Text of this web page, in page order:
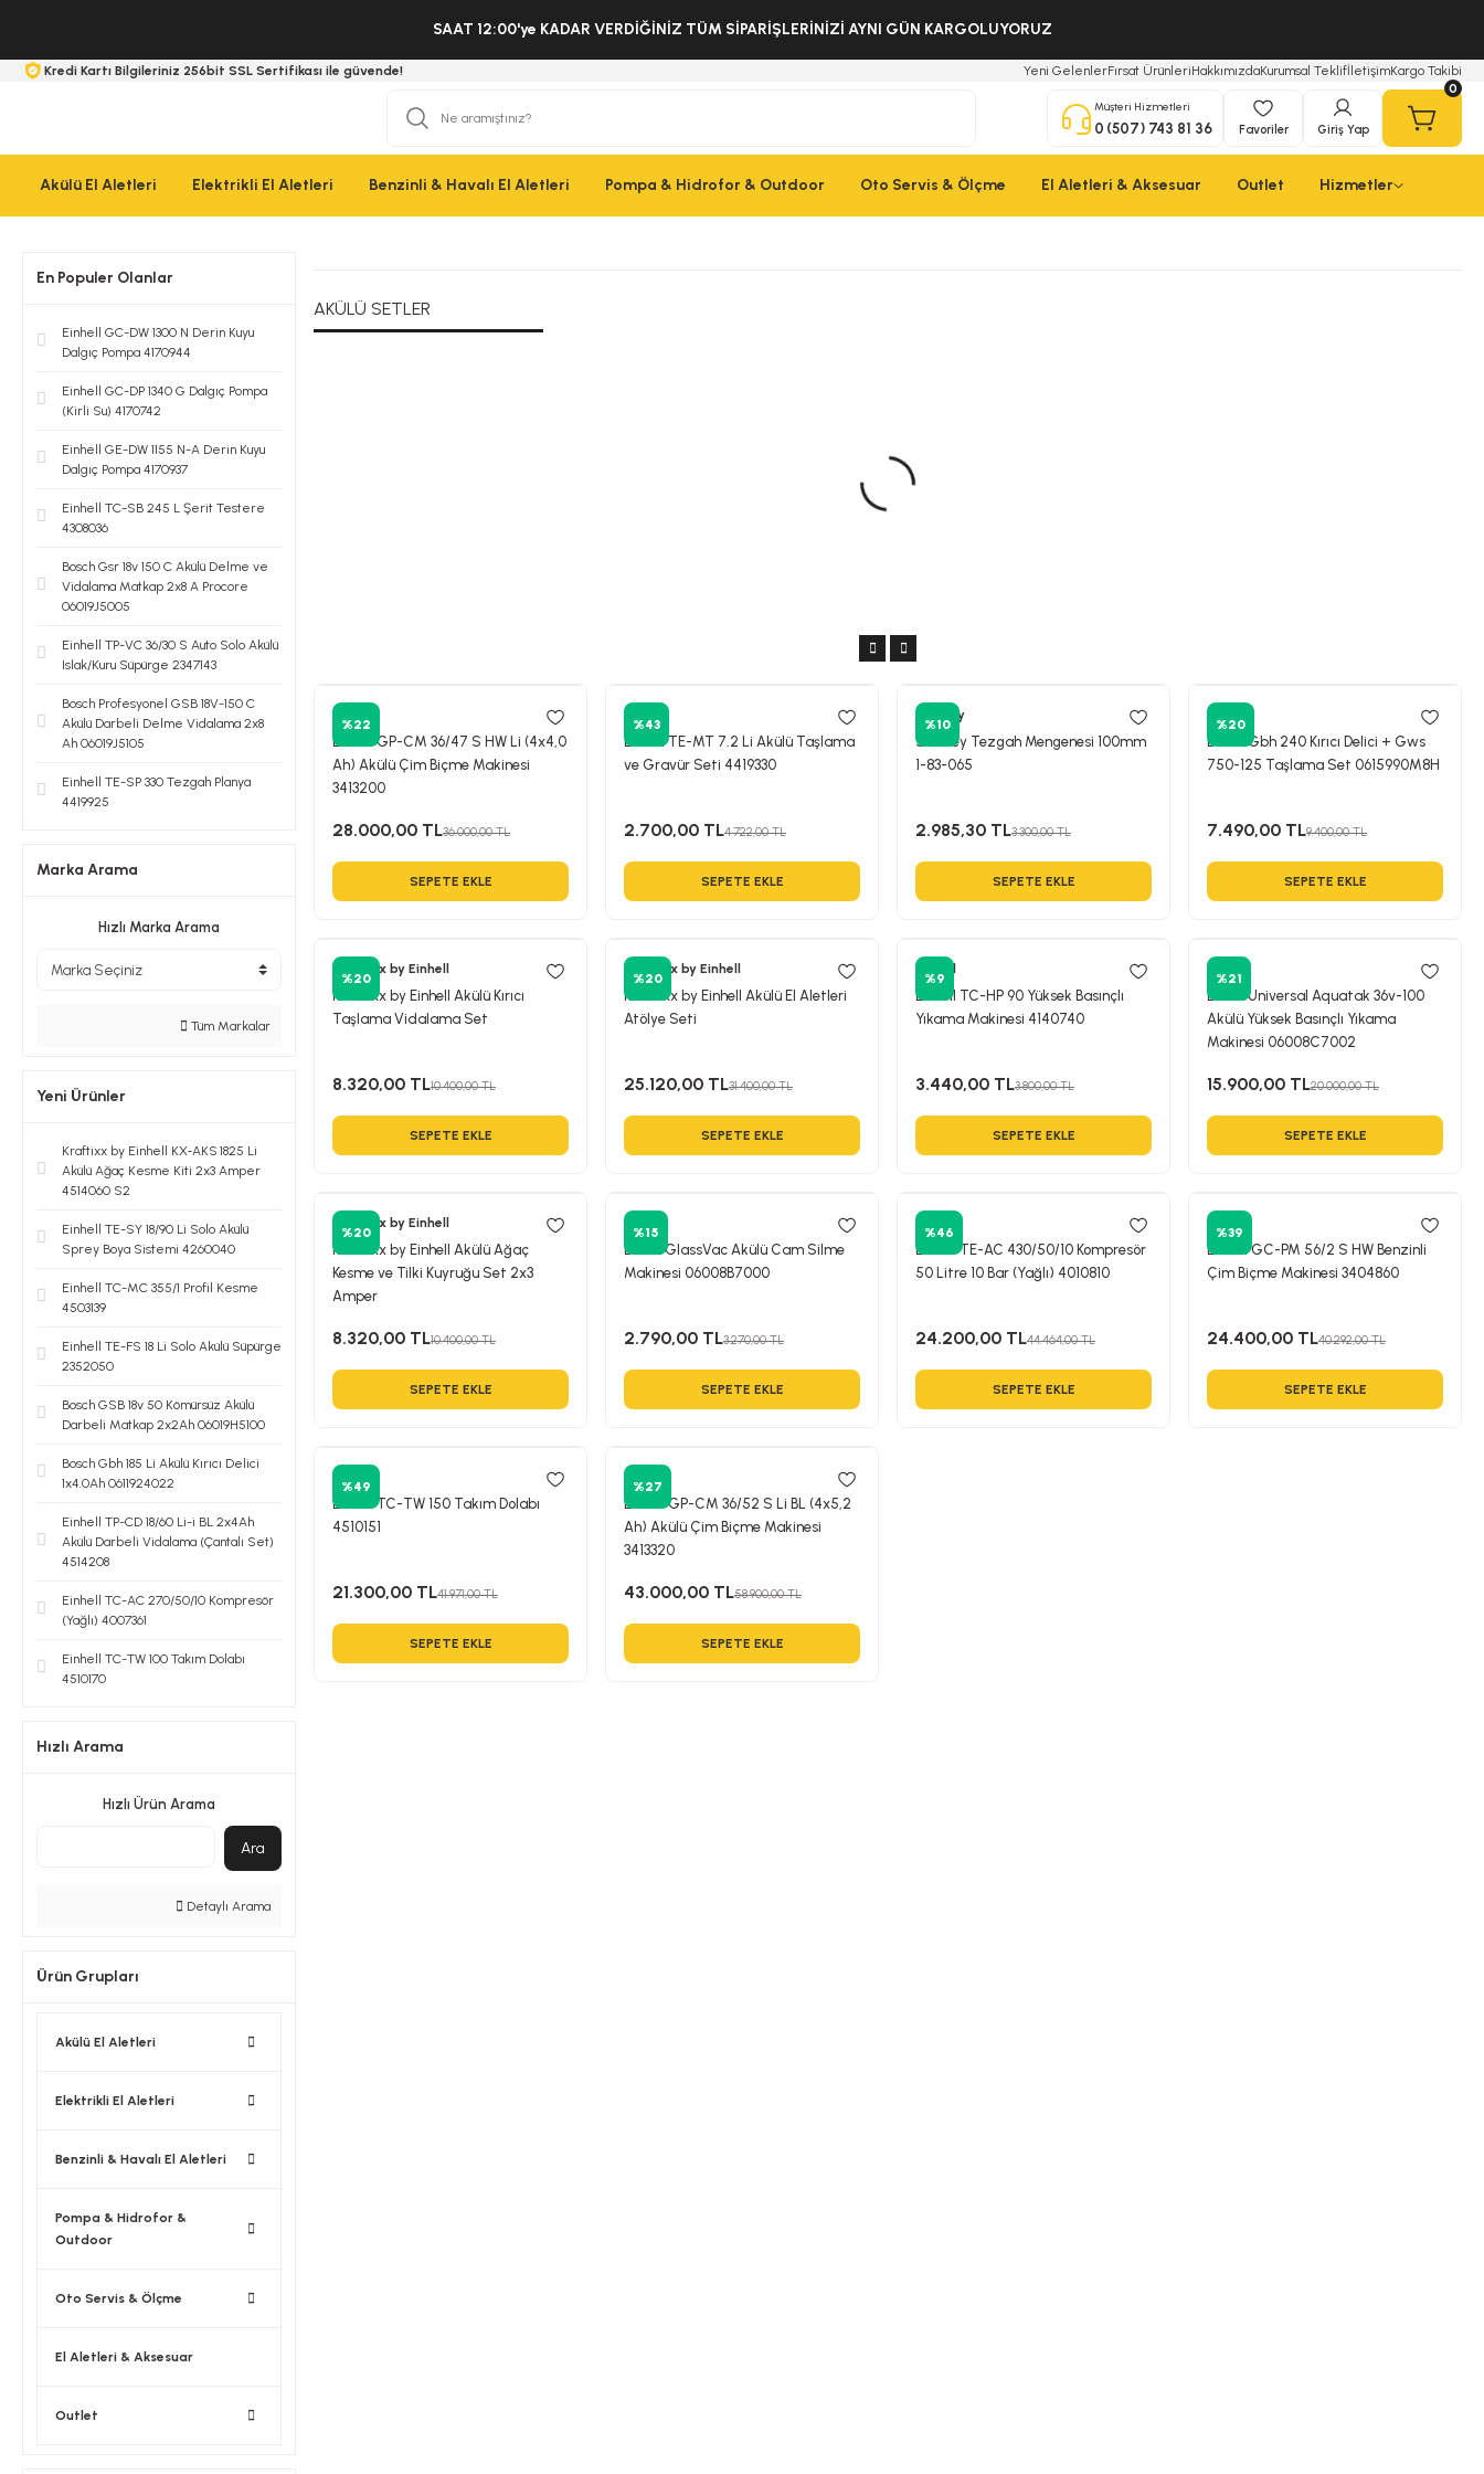
SAAT 12:00'ye KADAR VERDİĞİNİZ TÜM SİPARİŞLERİNİZİ AYNI GÜN KARGOLUYORUZ
Kredi Kartı Bilgileriniz 256bit SSL Sertifikası ile güvende! Yeni GelenlerFırsat ÜrünleriHakkımızdaKurumsal TeklifİletişimKargo Takibi
Müşteri Hizmetleri
0 (507) 743 81 36 Favoriler Giriş Yap
0
Akülü El Aletleri Elektrikli El Aletleri Benzinli & Havalı El Aletleri Pompa & Hidrofor & Outdoor Oto Servis & Ölçme El Aletleri & Aksesuar Outlet Hizmetler
En Populer Olanlar
Einhell GC-DW 1300 N Derin Kuyu
Dalgıç Pompa 4170944
Einhell GC-DP 1340 G Dalgıç Pompa
(Kirli Su) 4170742
Einhell GE-DW 1155 N-A Derin Kuyu
Dalgıç Pompa 4170937
Einhell TC-SB 245 L Şerit Testere
4308036
Bosch Gsr 18v 150 C Akülü Delme ve
Vidalama Matkap 2x8 A Procore
06019J5005
Einhell TP-VC 36/30 S Auto Solo Akülü
Islak/Kuru Süpürge 2347143
Bosch Profesyonel GSB 18V-150 C
Akülü Darbeli Delme Vidalama 2x8
Ah 06019J5105
Einhell TE-SP 330 Tezgah Planya
4419925
Marka Arama
Hızlı Marka Arama
Tüm Markalar
Yeni Ürünler
Kraftixx by Einhell KX‑AKS 1825 Li
Akülü Ağaç Kesme Kiti 2x3 Amper
4514060 S2
Einhell TE-SY 18/90 Li Solo Akülü
Sprey Boya Sistemi 4260040
Einhell TC-MC 355/1 Profil Kesme
4503139
Einhell TE-FS 18 Li Solo Akülü Süpürge
2352050
Bosch GSB 18v 50 Kömürsüz Akülü
Darbeli Matkap 2x2Ah 06019H5100
Bosch Gbh 185 Li Akülü Kırıcı Delici
1x4.0Ah 0611924022
Einhell TP-CD 18/60 Li-i BL 2x4Ah
Akülü Darbeli Vidalama (Çantalı Set)
4514208
Einhell TC-AC 270/50/10 Kompresör
(Yağlı) 4007361
Einhell TC-TW 100 Takım Dolabı
4510170
Hızlı Arama
Hızlı Ürün Arama
Ara
Detaylı Arama
Ürün Grupları
Akülü El Aletleri
Elektrikli El Aletleri
Benzinli & Havalı El Aletleri
Pompa & Hidrofor &
Outdoor
Oto Servis & Ölçme
El Aletleri & Aksesuar
Outlet
AKÜLÜ SETLER
%22
Einhell
Einhell GP-CM 36/47 S HW Li (4x4,0
Ah) Akülü Çim Biçme Makinesi
3413200
28.000,00 TL36.000,00 TL
SEPETE EKLE
%43
Einhell
Einhell TE-MT 7.2 Li Akülü Taşlama
ve Gravür Seti 4419330
2.700,00 TL4.722,00 TL
SEPETE EKLE
%10
Stanley
Stanley Tezgah Mengenesi 100mm
1-83-065
2.985,30 TL3.300,00 TL
SEPETE EKLE
%20
Bosch
Bosch Gbh 240 Kırıcı Delici + Gws
750-125 Taşlama Set 0615990M8H
7.490,00 TL9.400,00 TL
SEPETE EKLE
%20
Kraftixx by Einhell
Kraftixx by Einhell Akülü Kırıcı
Taşlama Vidalama Set
8.320,00 TL10.400,00 TL
SEPETE EKLE
%20
Kraftixx by Einhell
Kraftixx by Einhell Akülü El Aletleri
Atölye Seti
25.120,00 TL31.400,00 TL
SEPETE EKLE
%9
Einhell
Einhell TC-HP 90 Yüksek Basınçlı
Yıkama Makinesi 4140740
3.440,00 TL3.800,00 TL
SEPETE EKLE
%21
Bosch
Bosch Universal Aquatak 36v-100
Akülü Yüksek Basınçlı Yıkama
Makinesi 06008C7002
15.900,00 TL20.000,00 TL
SEPETE EKLE
%20
Kraftixx by Einhell
Kraftixx by Einhell Akülü Ağaç
Kesme ve Tilki Kuyruğu Set 2x3
Amper
8.320,00 TL10.400,00 TL
SEPETE EKLE
%15
Bosch
Bosch GlassVac Akülü Cam Silme
Makinesi 06008B7000
2.790,00 TL3.270,00 TL
SEPETE EKLE
%46
Einhell
Einhell TE-AC 430/50/10 Kompresör
50 Litre 10 Bar (Yağlı) 4010810
24.200,00 TL44.464,00 TL
SEPETE EKLE
%39
Einhell
Einhell GC-PM 56/2 S HW Benzinli
Çim Biçme Makinesi 3404860
24.400,00 TL40.292,00 TL
SEPETE EKLE
%49
Einhell
Einhell TC-TW 150 Takım Dolabı
4510151
21.300,00 TL41.971,00 TL
SEPETE EKLE
%27
Einhell
Einhell GP-CM 36/52 S Li BL (4x5,2
Ah) Akülü Çim Biçme Makinesi
3413320
43.000,00 TL58.900,00 TL
SEPETE EKLE